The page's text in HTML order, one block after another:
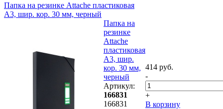
Папка на резинке Attache пластиковая
А3, шир. кор. 30 мм, черный
Папка на
резинке
Attache
пластиковая
А3, шир.
кор. 30 мм,
черный
Артикул:
166831
166831
414 руб.
-
+
В корзину